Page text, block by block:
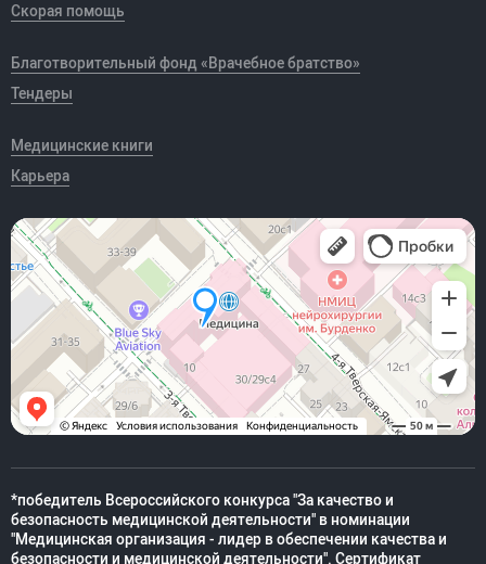
Скорая помощь
Благотворительный фонд «Врачебное братство»
Тендеры
Медицинские книги
Карьера
*победитель Всероссийского конкурса "За качество и
безопасность медицинской деятельности" в номинации
"Медицинская организация - лидер в обеспечении качества и
безопасности и медицинской деятельности". Сертификат